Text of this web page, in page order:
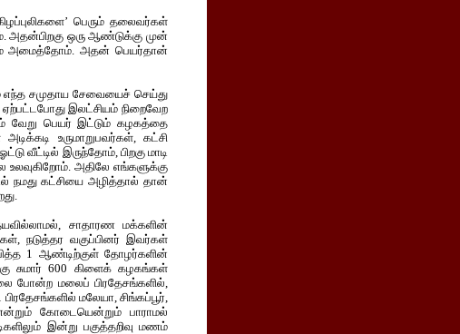
பெரும் தலைவர்கள்
அதன்பிறகு ஒரு ஆண்டுக்கு முன்
அமைத்தோம். அதன் பெயர்தான்
சமுதாய சேவையைச் செய்து
இலட்சியம் நிறைவேற
வேறு பெயர் இட்டும் கழகத்தை
உருமாறுபவர்கள், கட்சி
வீட்டில் இருந்தோம், பிறகு மாடி
உலவுகிறோம். அதிலே எங்களுக்கு
நமது கட்சியை அழித்தால் தான்
சாதாரண மக்களின்
நடுத்தர வகுப்பினர் இவர்கள்
1 ஆண்டிற்குள் தோழர்களின்
சுமார் 600 கிளைக் கழகங்கள்
போன்ற மலைப் பிரதேசங்களில்,
மலேயா, சிங்கப்பூர்,
கோடையென்றும் பாராமல்
இன்று பகுத்தறிவு மணம்